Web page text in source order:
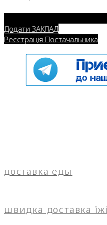
Додати ЗАКЛАД
Реєстрація Постачальника
доставка еды
швидка доставка їжі